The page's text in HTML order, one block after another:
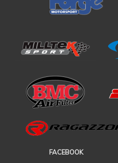
FACEBOOK